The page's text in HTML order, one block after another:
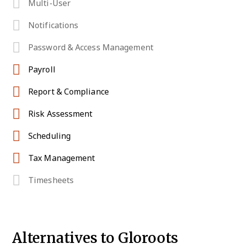
Multi-User
Notifications
Password & Access Management
Payroll
Report & Compliance
Risk Assessment
Scheduling
Tax Management
Timesheets
Alternatives to Gloroots